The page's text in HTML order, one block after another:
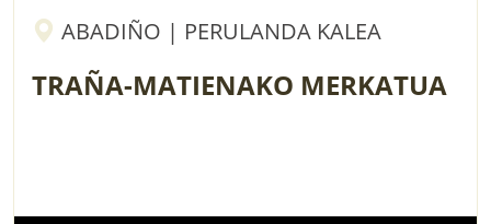
ABADIÑO | PERULANDA KALEA
TRAÑA-MATIENAKO MERKATUA